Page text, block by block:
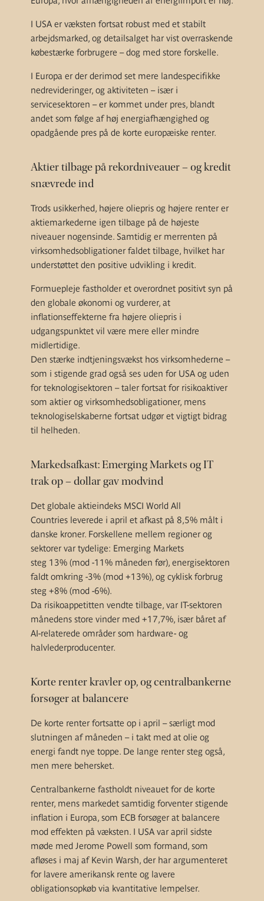
I USA er væksten fortsat robust med et stabilt
arbejdsmarked, og detailsalget har vist overraskende
købestærke forbrugere – dog med store forskelle.
I Europa er der derimod set mere landespecifikke
nedrevideringer, og aktiviteten – især i
servicesektoren – er kommet under pres, blandt
andet som følge af høj energiafhængighed og
opadgående pres på de korte europæiske renter.
Aktier tilbage på rekordniveauer – og kredit
snævrede ind
Trods usikkerhed, højere oliepris og højere renter er
aktiemarkederne igen tilbage på de højeste
niveauer nogensinde. Samtidig er merrenten på
virksomhedsobligationer faldet tilbage, hvilket har
understøttet den positive udvikling i kredit.
Formuepleje fastholder et overordnet positivt syn på
den globale økonomi og vurderer, at
inflationseffekterne fra højere oliepris i
udgangspunktet vil være mere eller mindre
midlertidige.
Den stærke indtjeningsvækst hos virksomhederne –
som i stigende grad også ses uden for USA og uden
for teknologisektoren – taler fortsat for risikoaktiver
som aktier og virksomhedsobligationer, mens
teknologiselskaberne fortsat udgør et vigtigt bidrag
til helheden.
Markedsafkast: Emerging Markets og IT
trak op – dollar gav modvind
Det globale aktieindeks MSCI World All
Countries leverede i april et afkast på 8,5% målt i
danske kroner. Forskellene mellem regioner og
sektorer var tydelige: Emerging Markets
steg 13% (mod -11% måneden før), energisektoren
faldt omkring -3% (mod +13%), og cyklisk forbrug
steg +8% (mod -6%).
Da risikoappetitten vendte tilbage, var IT-sektoren
månedens store vinder med +17,7%, især båret af
AI-relaterede områder som hardware- og
halvlederproducenter.
Korte renter kravler op, og centralbankerne
forsøger at balancere
De korte renter fortsatte op i april – særligt mod
slutningen af måneden – i takt med at olie og
energi fandt nye toppe. De lange renter steg også,
men mere behersket.
Centralbankerne fastholdt niveauet for de korte
renter, mens markedet samtidig forventer stigende
inflation i Europa, som ECB forsøger at balancere
mod effekten på væksten. I USA var april sidste
møde med Jerome Powell som formand, som
afløses i maj af Kevin Warsh, der har argumenteret
for lavere amerikansk rente og lavere
obligationsopkøb via kvantitative lempelser.